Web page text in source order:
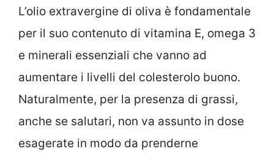
L’olio extravergine di oliva è fondamentale
per il suo contenuto di vitamina E, omega 3
e minerali essenziali che vanno ad
aumentare i livelli del colesterolo buono.
Naturalmente, per la presenza di grassi,
anche se salutari, non va assunto in dose
esagerate in modo da prenderne